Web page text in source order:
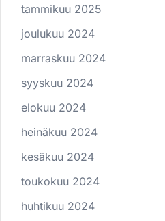
tammikuu 2025
joulukuu 2024
marraskuu 2024
syyskuu 2024
elokuu 2024
heinäkuu 2024
kesäkuu 2024
toukokuu 2024
huhtikuu 2024